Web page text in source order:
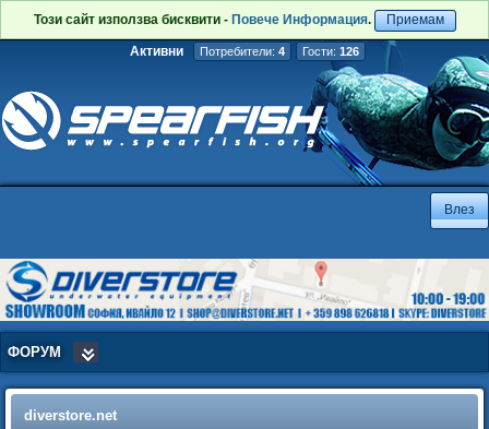
Този сайт използва бисквити - Повече Информация. Приемам
Активни Потребители: 4 Гости: 126
ФОРУМ
diverstore.net